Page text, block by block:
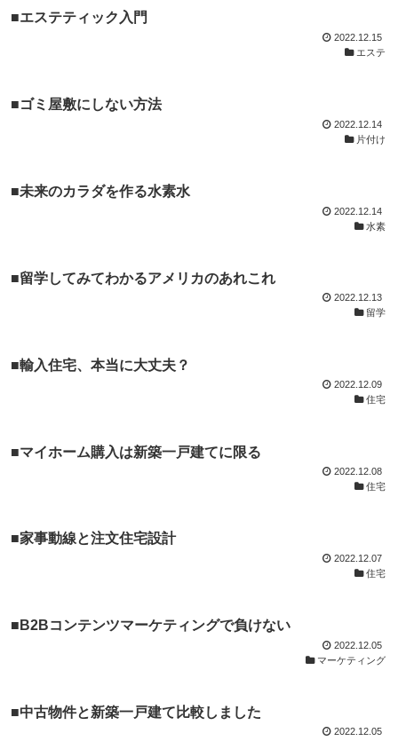
■エステティック入門
2022.12.15
エステ
■ゴミ屋敷にしない方法
2022.12.14
片付け
■未来のカラダを作る水素水
2022.12.14
水素
■留学してみてわかるアメリカのあれこれ
2022.12.13
留学
■輸入住宅、本当に大丈夫？
2022.12.09
住宅
■マイホーム購入は新築一戸建てに限る
2022.12.08
住宅
■家事動線と注文住宅設計
2022.12.07
住宅
■B2Bコンテンツマーケティングで負けない
2022.12.05
マーケティング
■中古物件と新築一戸建て比較しました
2022.12.05